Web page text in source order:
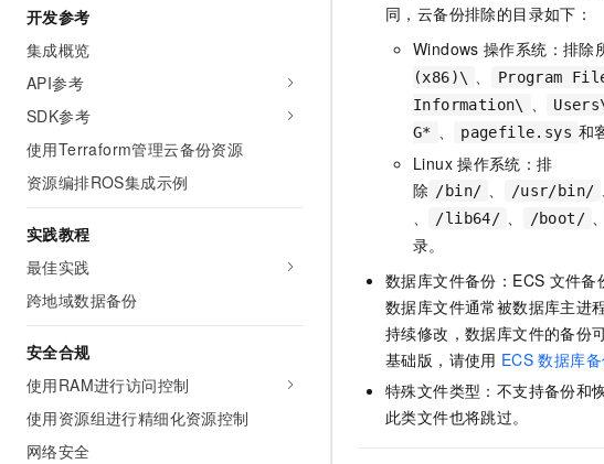
开发参考
集成概览
API参考
SDK参考
使用Terraform管理云备份资源
资源编排ROS集成示例
实践教程
最佳实践
跨地域数据备份
安全合规
使用RAM进行访问控制
使用资源组进行精细化资源控制
网络安全
同，云备份排除的目录如下：
Windows 操作系统：排除
(x86)\ 、 Program
Information\ 、
G* 、 pagefile.sys 和
Linux 操作系统：排
除 /bin/ 、 /usr/bin/
、 /lib64/ 、 /boot/ 、
录。
数据库文件备份：ECS 文件备
数据库文件通常被数据库主进
持续修改，数据库文件的备份
基础版，请使用 ECS 数据库
特殊文件类型：不支持备份和
此类文件也将跳过。